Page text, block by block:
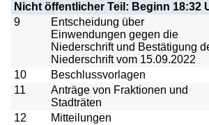
Nicht öffentlicher Teil: Beginn 18:32
9
Entscheidung über
Einwendungen gegen die
Niederschrift und Bestätigung
Niederschrift vom 15.09.2022
10
Beschlussvorlagen
11
Anträge von Fraktionen und
Stadträten
12
Mitteilungen